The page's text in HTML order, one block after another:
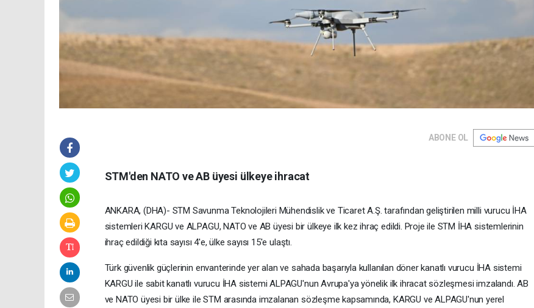
ABONE OL
STM'den NATO ve AB üyesi ülkeye ihracat
ANKARA, (DHA)- STM Savunma Teknolojileri Mühendislik ve Ticaret A.Ş. tarafından geliştirilen milli vurucu İHA
sistemleri KARGU ve ALPAGU, NATO ve AB üyesi bir ülkeye ilk kez ihraç edildi. Proje ile STM İHA sistemlerinin
ihraç edildiği kıta sayısı 4'e, ülke sayısı 15'e ulaştı.
Türk güvenlik güçlerinin envanterinde yer alan ve sahada başarıyla kullanılan döner kanatlı vurucu İHA sistemi
KARGU ile sabit kanatlı vurucu İHA sistemi ALPAGU'nun Avrupa'ya yönelik ilk ihracat sözleşmesi imzalandı. AB
ve NATO üyesi bir ülke ile STM arasında imzalanan sözleşme kapsamında, KARGU ve ALPAGU'nun yerel